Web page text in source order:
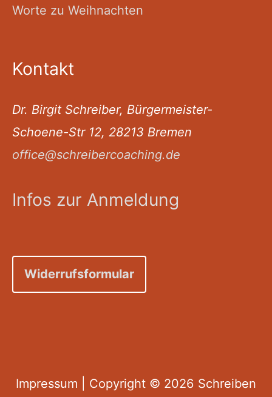
Worte zu Weihnachten
Kontakt
Dr. Birgit Schreiber, Bürgermeister-
Schoene-Str 12, 28213 Bremen
office@schreibercoaching.de
Infos zur Anmeldung
Widerrufsformular
Impressum | Copyright © 2026 Schreiben